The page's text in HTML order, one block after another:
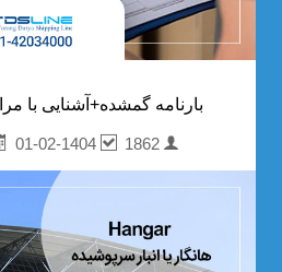
بارنامه گمشده+آشنایی با
mirsaberi mahdi
01-02-1404 1862